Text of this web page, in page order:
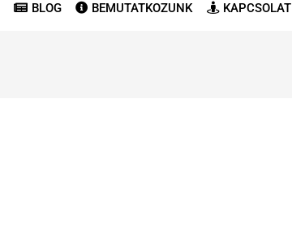
BLOG BEMUTATKOZUNK KAPCSOLAT